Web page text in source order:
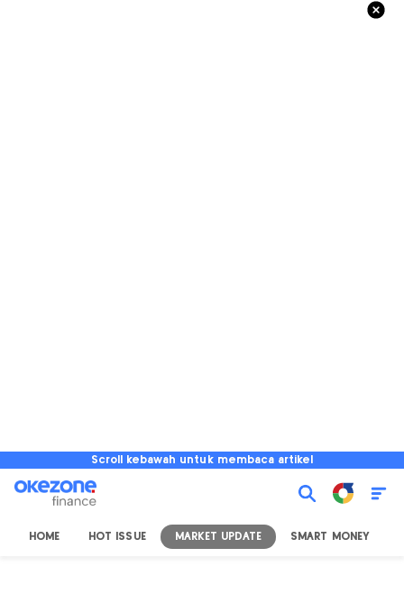
Scroll kebawah untuk membaca artikel
HOME HOT ISSUE MARKET UPDATE SMART MONEY